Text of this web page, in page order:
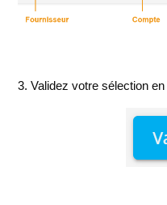
3. Validez votre sélection